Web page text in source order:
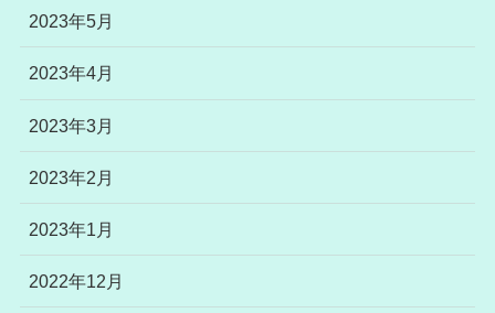
2023年5月
2023年4月
2023年3月
2023年2月
2023年1月
2022年12月